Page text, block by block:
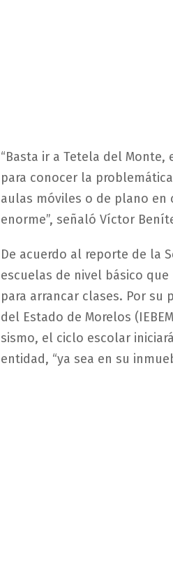
“Basta ir a Tetela del
para conocer la
aulas móviles o de plano
enorme”, señaló Víctor
De acuerdo al reporte de la
escuelas de nivel básico
para arrancar clases. Por
del Estado de Morelos
sismo, el ciclo escolar
entidad, “ya sea en su